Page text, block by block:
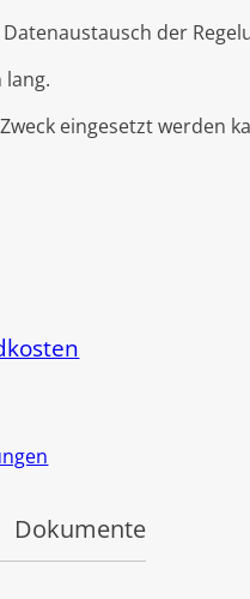
der
lang.
eingesetzt werden
Dokumente